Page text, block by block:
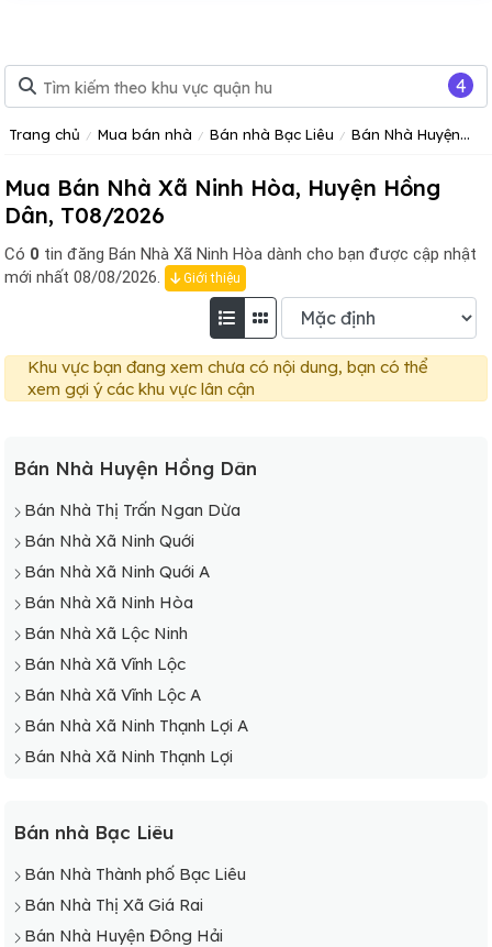
Trang chủ Mua bán nhà Bán nhà Bạc Liêu Bán Nhà Huyện Hồng Dân
Mua Bán Nhà Xã Ninh Hòa, Huyện Hồng
Dân, T08/2026
Có 0 tin đăng Bán Nhà Xã Ninh Hòa dành cho bạn được cập nhật
mới nhất 08/08/2026.
Giới thiệu
Khu vực bạn đang xem chưa có nội dung, bạn có thể
xem gợi ý các khu vực lân cận
Bán Nhà Huyện Hồng Dân
Bán Nhà Thị Trấn Ngan Dừa
Bán Nhà Xã Ninh Quới
Bán Nhà Xã Ninh Quới A
Bán Nhà Xã Ninh Hòa
Bán Nhà Xã Lộc Ninh
Bán Nhà Xã Vĩnh Lộc
Bán Nhà Xã Vĩnh Lộc A
Bán Nhà Xã Ninh Thạnh Lợi A
Bán Nhà Xã Ninh Thạnh Lợi
Bán nhà Bạc Liêu
Bán Nhà Thành phố Bạc Liêu
Bán Nhà Thị Xã Giá Rai
Bán Nhà Huyện Đông Hải
4